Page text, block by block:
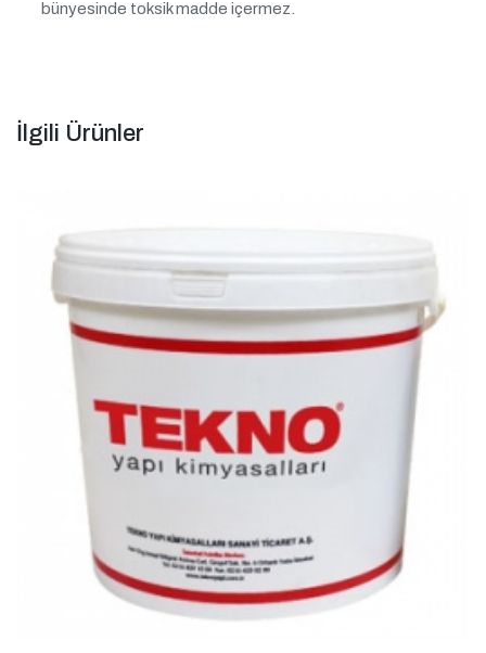
bünyesinde toksik madde içermez.
İlgili Ürünler